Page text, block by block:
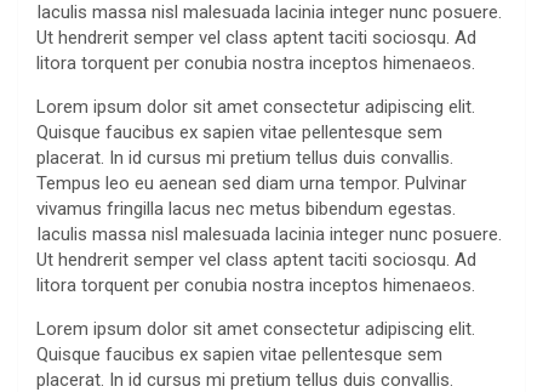
Iaculis massa nisl malesuada lacinia integer nunc posuere.
Ut hendrerit semper vel class aptent taciti sociosqu. Ad
litora torquent per conubia nostra inceptos himenaeos.
Lorem ipsum dolor sit amet consectetur adipiscing elit.
Quisque faucibus ex sapien vitae pellentesque sem
placerat. In id cursus mi pretium tellus duis convallis.
Tempus leo eu aenean sed diam urna tempor. Pulvinar
vivamus fringilla lacus nec metus bibendum egestas.
Iaculis massa nisl malesuada lacinia integer nunc posuere.
Ut hendrerit semper vel class aptent taciti sociosqu. Ad
litora torquent per conubia nostra inceptos himenaeos.
Lorem ipsum dolor sit amet consectetur adipiscing elit.
Quisque faucibus ex sapien vitae pellentesque sem
placerat. In id cursus mi pretium tellus duis convallis.